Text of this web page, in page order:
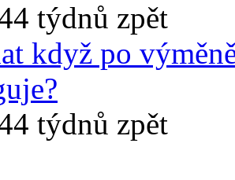
týdnů zpět
když po
týdnů zpět